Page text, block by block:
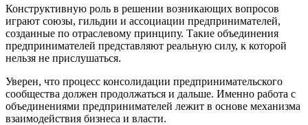
Конструктивную роль в решении возникающих вопросов
играют союзы, гильдии и ассоциации предпринимателей,
созданные по отраслевому принципу. Такие объединения
предпринимателей представляют реальную силу, к которой
нельзя не прислушаться.
Уверен, что процесс консолидации предпринимательского
сообщества должен продолжаться и дальше. Именно работа с
объединениями предпринимателей лежит в основе механизма
взаимодействия бизнеса и власти.